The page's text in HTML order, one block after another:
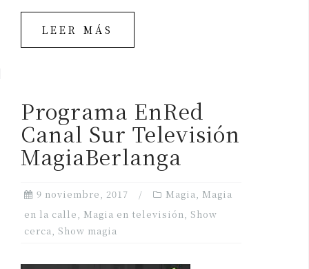
LEER MÁS
Programa EnRed
Canal Sur Televisión
MagiaBerlanga
9 noviembre, 2017 Magia
Magia
en la calle
Magia en televisión
Show
cerca
Show magia